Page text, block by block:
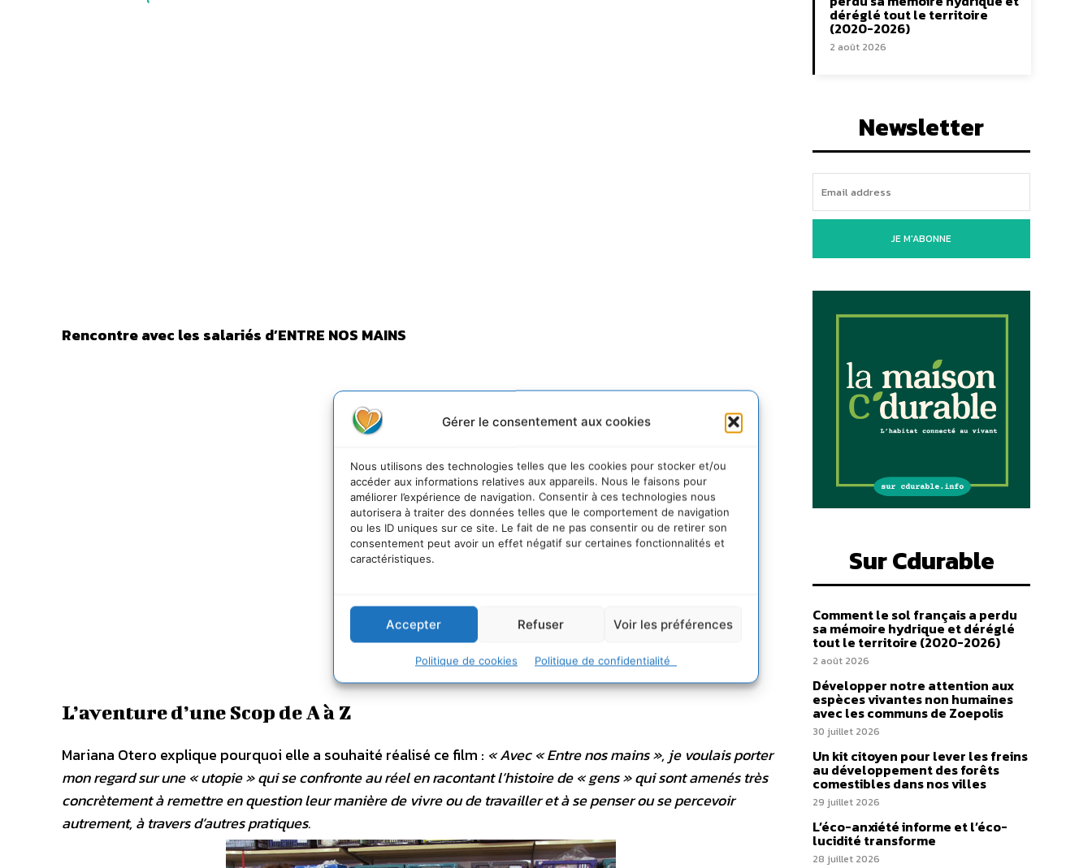
Gérer le consentement aux cookies
Nous utilisons des technologies telles que les cookies pour stocker et/ou
accéder aux informations relatives aux appareils. Nous le faisons pour
améliorer l’expérience de navigation. Consentir à ces technologies nous
autorisera à traiter des données telles que le comportement de navigation
ou les ID uniques sur ce site. Le fait de ne pas consentir ou de retirer son
consentement peut avoir un effet négatif sur certaines fonctionnalités et
caractéristiques.
Accepter Refuser Voir les préférences
Politique de cookies Politique de confidentialité
Rencontre avec les salariés d’ENTRE NOS MAINS
L’aventure d’une Scop de A à Z
Mariana Otero explique pourquoi elle a souhaité réalisé ce film : « Avec « Entre nos mains », je voulais porter
mon regard sur une « utopie » qui se confronte au réel en racontant l’histoire de « gens » qui sont amenés très
concrètement à remettre en question leur manière de vivre ou de travailler et à se penser ou se percevoir
autrement, à travers d’autres pratiques.
déréglé tout le territoire
(2020-2026)
2 août 2026
Newsletter
JE M'ABONNE
Sur Cdurable
Comment le sol français a perdu
sa mémoire hydrique et déréglé
tout le territoire (2020-2026)
2 août 2026
Développer notre attention aux
espèces vivantes non humaines
avec les communs de Zoepolis
30 juillet 2026
Un kit citoyen pour lever les freins
au développement des forêts
comestibles dans nos villes
29 juillet 2026
L’éco-anxiété informe et l’éco-
lucidité transforme
28 juillet 2026